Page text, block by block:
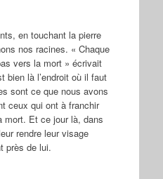
en touchant la pierre
nos racines. « Chaque
vers la mort » écrivait
bien là l’endroit où il faut
sont ce que nous avons
ceux qui ont à franchir
mort. Et ce jour là, dans
rendre leur visage
près de lui.